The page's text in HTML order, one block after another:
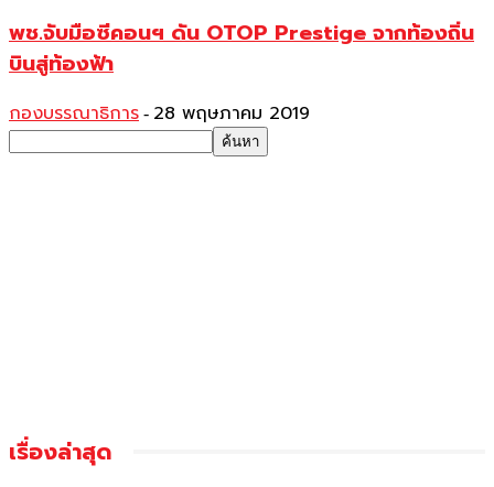
พช.จับมือซีคอนฯ ดัน OTOP Prestige จากท้องถิ่น
บินสู่ท้องฟ้า
กองบรรณาธิการ - 28 พฤษภาคม 2019
เรื่องล่าสุด